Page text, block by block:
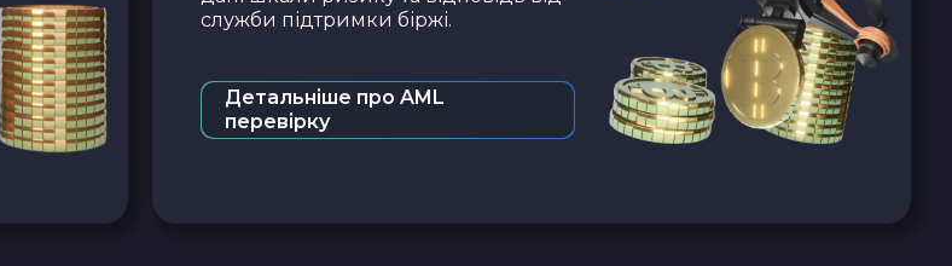
служби підтримки біржі.
Детальніше про AML
перевірку